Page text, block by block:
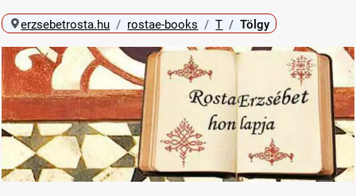
erzsebetrosta.hu rostae-books T Tölgy